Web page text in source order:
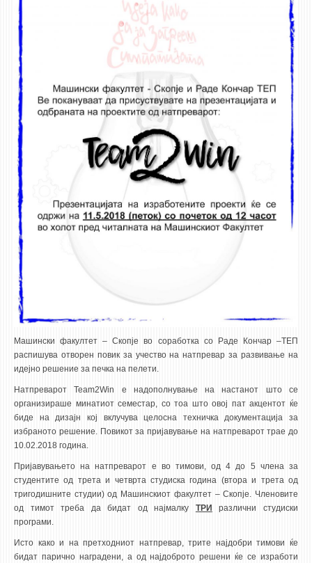
ИНФОРМАЦИИ ОД ЈАВЕН КАРАКТЕР
АНКЕТИ И САМОЕВАЛУАЦИИ
ЗАВРШНИ СМЕТКИ
ТЕЛЕФОНСКИ ИМЕНИК
ALUMNI MFS
ИЗВЕСТУВАЊА
РЕДОВНИ ПРОФ.
ПЕНЗИОНИРАН КАДАР
СТУДИИ
I ЦИКЛУС - ДОДИПЛОМСКИ
II ЦИКЛУС - ПОСЛЕДИПЛОМСКИ
III ЦИКЛУС - ДОКТОРСКИ
МЕЃУНАРОДНА РАЗМЕНА
ЕКВИВАЛЕНЦИИ ОД СТАРИ СТУДИСКИ ПРОГРАМИ
ОГЛАСНА ТАБЛА
Машински факултет – Скопје во соработка со Раде Кончар –ТЕП
распишува отворен повик за учество на натпревар за развивање на
идејно решение за печка на пелети.
Натпреварот Team2Win e надополнување на настанот што се
организираше минатиот семестар, со тоа што овој пат акцентот ќе
биде на дизајн кој вклучува целосна техничка документација за
избраното решение. Повикот за пријавување на натпреварот трае до
10.02.2018 година.
Пријавувањето на натпреварот е во тимови, од 4 до 5 члена за
студентите од трета и четврта студиска година (втора и трета од
тригодишните студии) од Машинскиот факултет – Скопје. Членовите
од тимот треба да бидат од најмалку ТРИ
различни студиски
програми.
Исто како и на претходниот натпревар, трите најдобри тимови ќе
бидат парично наградени, а од најдоброто решени ќе се изработи